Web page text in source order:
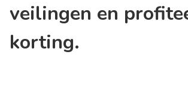
veilingen en
korting.